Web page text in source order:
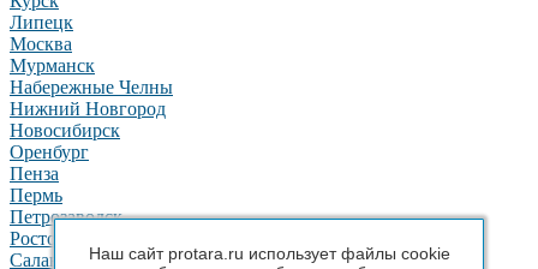
Наш сайт protara.ru использует файлы cookie
Липецк
Москва
Мурманск
Набережные Челны
Нижний Новгород
Новосибирск
Оренбург
Пенза
Пермь
Петрозаводск
Ростов-на-Дону
Салават